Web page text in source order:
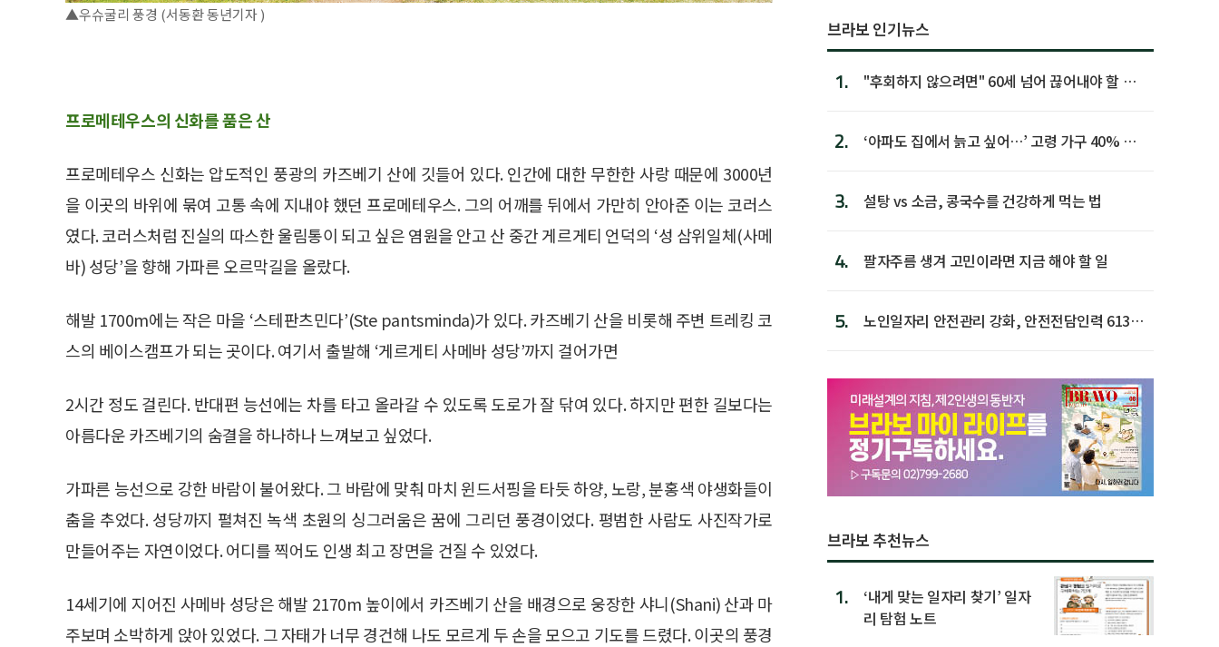
▲우슈굴리 풍경 (서동환 동년기자 )
프로메테우스의 신화를 품은 산
프로메테우스 신화는 압도적인 풍광의 카즈베기 산에 깃들어 있다. 인간에 대한 무한한 사랑 때문에 3000년
을 이곳의 바위에 묶여 고통 속에 지내야 했던 프로메테우스. 그의 어깨를 뒤에서 가만히 안아준 이는 코러스
였다. 코러스처럼 진실의 따스한 울림통이 되고 싶은 염원을 안고 산 중간 게르게티 언덕의 ‘성 삼위일체(사메
바) 성당’을 향해 가파른 오르막길을 올랐다.
해발 1700m에는 작은 마을 ‘스테판츠민다’(Ste pantsminda)가 있다. 카즈베기 산을 비롯해 주변 트레킹 코
스의 베이스캠프가 되는 곳이다. 여기서 출발해 ‘게르게티 사메바 성당’까지 걸어가면
2시간 정도 걸린다. 반대편 능선에는 차를 타고 올라갈 수 있도록 도로가 잘 닦여 있다. 하지만 편한 길보다는
아름다운 카즈베기의 숨결을 하나하나 느껴보고 싶었다.
가파른 능선으로 강한 바람이 불어왔다. 그 바람에 맞춰 마치 윈드서핑을 타듯 하양, 노랑, 분홍색 야생화들이
춤을 추었다. 성당까지 펼쳐진 녹색 초원의 싱그러움은 꿈에 그리던 풍경이었다. 평범한 사람도 사진작가로
만들어주는 자연이었다. 어디를 찍어도 인생 최고 장면을 건질 수 있었다.
14세기에 지어진 사메바 성당은 해발 2170m 높이에서 카즈베기 산을 배경으로 웅장한 샤니(Shani) 산과 마
주보며 소박하게 앉아 있었다. 그 자태가 너무 경건해 나도 모르게 두 손을 모으고 기도를 드렸다. 이곳의 풍경
브라보 인기뉴스
1.
"후회하지 않으려면" 60세 넘어 끊어내야 할 사
2.
‘아파도 집에서 늙고 싶어…’ 고령 가구 40% 노
3. 설탕 vs 소금, 콩국수를 건강하게 먹는 법
4. 팔자주름 생겨 고민이라면 지금 해야 할 일
5.
노인일자리 안전관리 강화, 안전전담인력 613명
브라보 추천뉴스
1.
‘내게 맞는 일자리 찾기’ 일자
리 탐험 노트